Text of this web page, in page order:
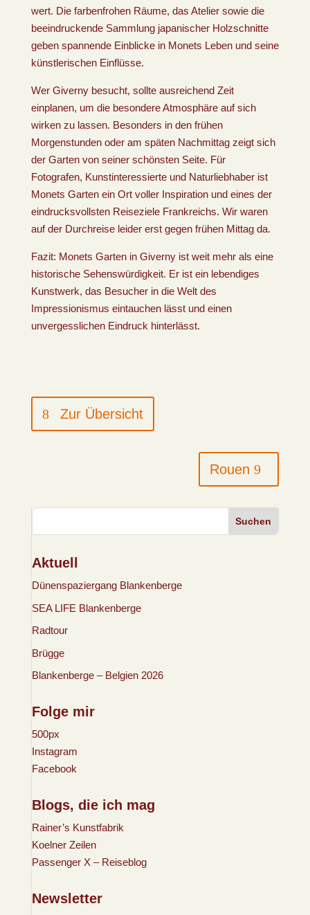
wert. Die farbenfrohen Räume, das Atelier sowie die
beeindruckende Sammlung japanischer Holzschnitte
geben spannende Einblicke in Monets Leben und seine
künstlerischen Einflüsse.
Wer Giverny besucht, sollte ausreichend Zeit
einplanen, um die besondere Atmosphäre auf sich
wirken zu lassen. Besonders in den frühen
Morgenstunden oder am späten Nachmittag zeigt sich
der Garten von seiner schönsten Seite. Für
Fotografen, Kunstinteressierte und Naturliebhaber ist
Monets Garten ein Ort voller Inspiration und eines der
eindrucksvollsten Reiseziele Frankreichs. Wir waren
auf der Durchreise leider erst gegen frühen Mittag da.
Fazit: Monets Garten in Giverny ist weit mehr als eine
historische Sehenswürdigkeit. Er ist ein lebendiges
Kunstwerk, das Besucher in die Welt des
Impressionismus eintauchen lässt und einen
unvergesslichen Eindruck hinterlässt.
Zur Übersicht
Rouen
Suchen
Aktuell
Dünenspaziergang Blankenberge
SEA LIFE Blankenberge
Radtour
Brügge
Blankenberge – Belgien 2026
Folge mir
500px
Instagram
Facebook
Blogs, die ich mag
Rainer’s Kunstfabrik
Koelner Zeilen
Passenger X – Reiseblog
Newsletter